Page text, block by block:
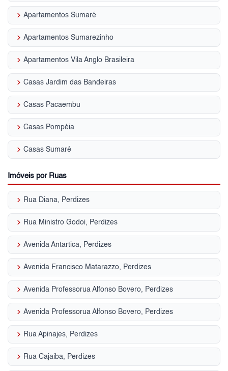
keyboard_arrow_right Apartamentos Sumaré
keyboard_arrow_right Apartamentos Sumarezinho
keyboard_arrow_right Apartamentos Vila Anglo Brasileira
keyboard_arrow_right Casas Jardim das Bandeiras
keyboard_arrow_right Casas Pacaembu
keyboard_arrow_right Casas Pompéia
keyboard_arrow_right Casas Sumaré
Imóveis por Ruas
keyboard_arrow_right Rua Diana, Perdizes
keyboard_arrow_right Rua Ministro Godoi, Perdizes
keyboard_arrow_right Avenida Antartica, Perdizes
keyboard_arrow_right Avenida Francisco Matarazzo, Perdizes
keyboard_arrow_right Avenida Professorua Alfonso Bovero, Perdizes
keyboard_arrow_right Avenida Professorua Alfonso Bovero, Perdizes
keyboard_arrow_right Rua Apinajes, Perdizes
keyboard_arrow_right Rua Cajaiba, Perdizes